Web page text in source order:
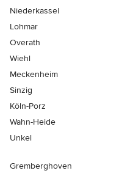
Niederkassel
Lohmar
Overath
Wiehl
Meckenheim
Sinzig
Köln-Porz
Wahn-Heide
Unkel
Gremberghoven